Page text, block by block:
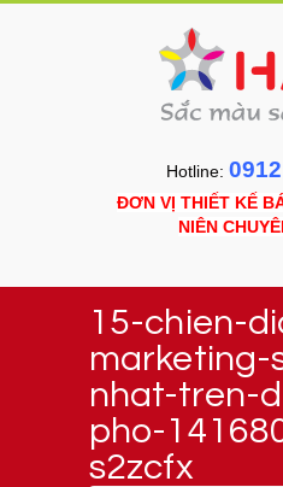
Hotline:
ĐƠN VỊ THIẾT KẾ
NIÊN
15-chien-
marketing-
nhat-tren-
pho-
s2zcfx